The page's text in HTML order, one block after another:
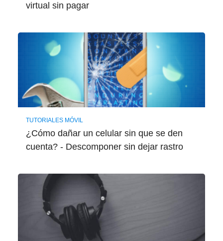
virtual sin pagar
TUTORIALES MÓVIL
¿Cómo dañar un celular sin que se den
cuenta? - Descomponer sin dejar rastro